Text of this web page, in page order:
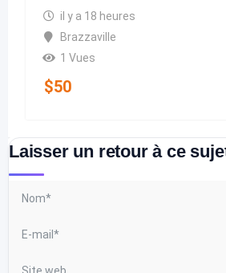
il y a 18 heures
Brazzaville
1 Vues
$50
Laisser un retour à ce